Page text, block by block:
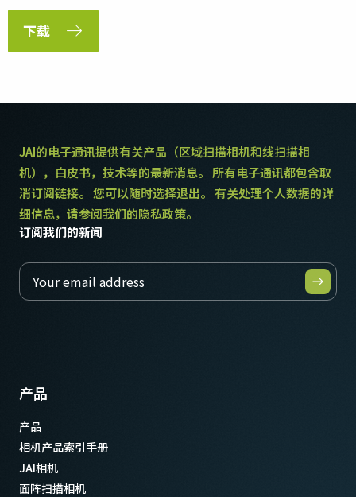
下载
JAI的电子通讯提供有关产品（区域扫描相机和线扫描相
机），白皮书，技术等的最新消息。 所有电子通讯都包含取
消订阅链接。 您可以随时选择退出。 有关处理个人数据的详
细信息，请参阅我们的隐私政策。
订阅我们的新闻
产品
产品
相机产品索引手册
JAI相机
面阵扫描相机